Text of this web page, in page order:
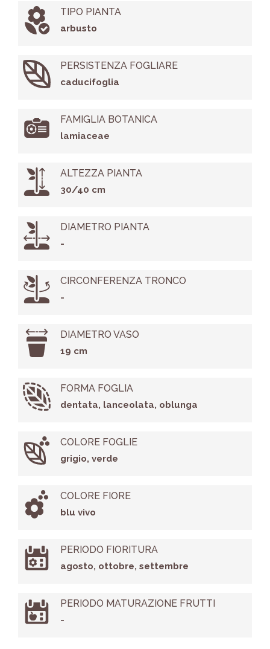
TIPO PIANTA
arbusto
PERSISTENZA FOGLIARE
caducifoglia
FAMIGLIA BOTANICA
lamiaceae
ALTEZZA PIANTA
30/40 cm
DIAMETRO PIANTA
-
CIRCONFERENZA TRONCO
-
DIAMETRO VASO
19 cm
FORMA FOGLIA
dentata, lanceolata, oblunga
COLORE FOGLIE
grigio, verde
COLORE FIORE
blu vivo
PERIODO FIORITURA
agosto, ottobre, settembre
PERIODO MATURAZIONE FRUTTI
-